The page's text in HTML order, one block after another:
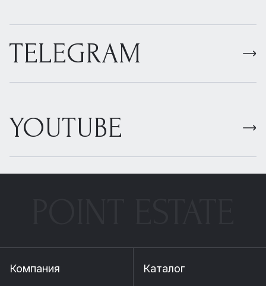
TELEGRAM
YOUTUBE
Компания Каталог